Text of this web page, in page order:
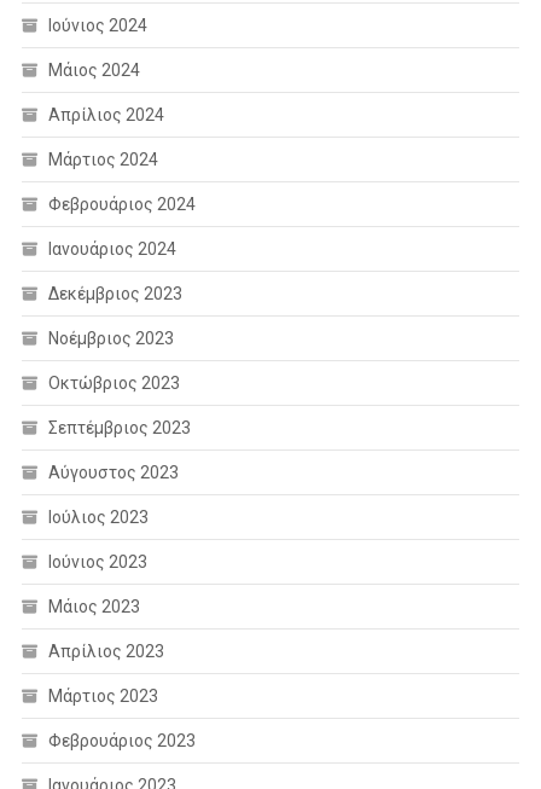
Ιούνιος 2024
Μάιος 2024
Απρίλιος 2024
Μάρτιος 2024
Φεβρουάριος 2024
Ιανουάριος 2024
Δεκέμβριος 2023
Νοέμβριος 2023
Οκτώβριος 2023
Σεπτέμβριος 2023
Αύγουστος 2023
Ιούλιος 2023
Ιούνιος 2023
Μάιος 2023
Απρίλιος 2023
Μάρτιος 2023
Φεβρουάριος 2023